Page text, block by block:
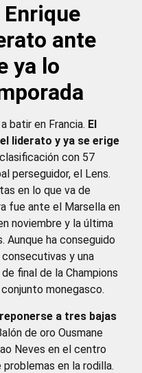
Enrique
ante
ya lo
batir en Francia. El
liderato y ya se erige
con 57
perseguidor, el Lens.
en lo que va de
fue ante el Marsella en
noviembre y la última
Aunque ha conseguido
y una
final de la Champions
monegasco.
a tres bajas
de oro Ousmane
Neves en el centro
en la rodilla.